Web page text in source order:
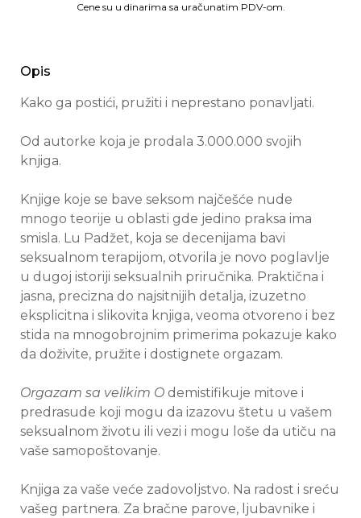
Cene su u dinarima sa uračunatim PDV-om.
Opis
Kako ga postići, pružiti i neprestano ponavljati.
Od autorke koja je prodala 3.000.000 svojih
knjiga.
Knjige koje se bave seksom najčešće nude
mnogo teorije u oblasti gde jedino praksa ima
smisla. Lu Padžet, koja se decenijama bavi
seksualnom terapijom, otvorila je novo poglavlje
u dugoj istoriji seksualnih priručnika. Praktična i
jasna, precizna do najsitnijih detalja, izuzetno
eksplicitna i slikovita knjiga, veoma otvoreno i bez
stida na mnogobrojnim primerima pokazuje kako
da doživite, pružite i dostignete orgazam.
Orgazam sa velikim O demistifikuje mitove i
predrasude koji mogu da izazovu štetu u vašem
seksualnom životu ili vezi i mogu loše da utiču na
vaše samopoštovanje.
Knjiga za vaše veće zadovoljstvo. Na radost i sreću
vašeg partnera. Za bračne parove, ljubavnike i